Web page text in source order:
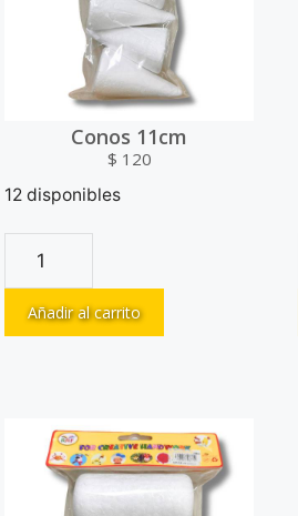
Conos 11cm
$ 120
12 disponibles
Añadir al carrito